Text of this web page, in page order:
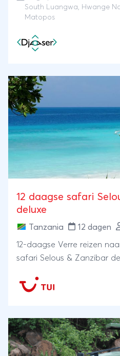
stranden van Mozambique
South Luangwa, Hwange
Matopos
12 daagse safari
deluxe
Tanzania 12 dagen
12-daagse Verre reizen
safari Selous & Zanzibar